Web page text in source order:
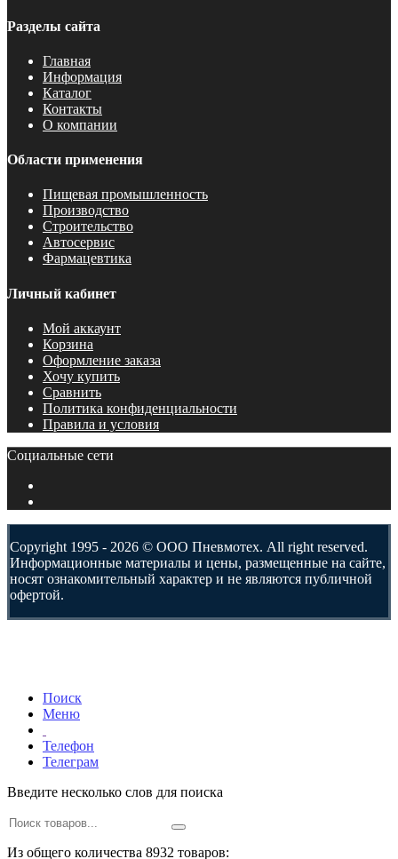
Разделы сайта
Главная
Информация
Каталог
Контакты
О компании
Области применения
Пищевая промышленность
Производство
Строительство
Автосервис
Фармацевтика
Личный кабинет
Мой аккаунт
Корзина
Оформление заказа
Хочу купить
Сравнить
Политика конфиденциальности
Правила и условия
Социальные сети
Copyright 1995 - 2026 © ООО Пневмотех. All right reserved.
Информационные материалы и цены, размещенные на сайте,
носят ознакомительный характер и не являются публичной
офертой.
Поиск
Меню
Телефон
Телеграм
Введите несколько слов для поиска
Из общего количества 8932 товаров: